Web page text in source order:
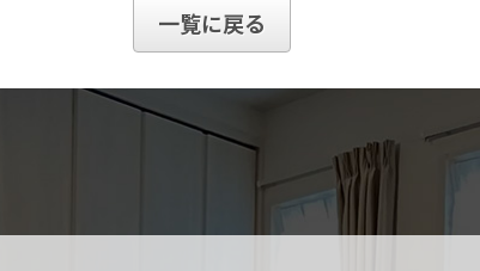
一覧に戻る